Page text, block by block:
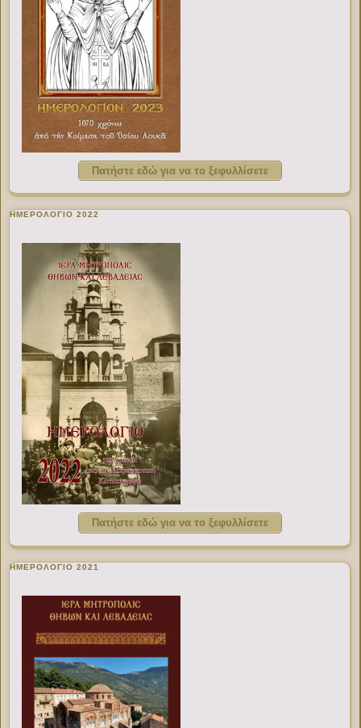
Πατήστε εδώ για να το ξεφυλλίσετε
ΗΜΕΡΟΛΟΓΙΟ 2022
Πατήστε εδώ για να το ξεφυλλίσετε
ΗΜΕΡΟΛΟΓΙΟ 2021